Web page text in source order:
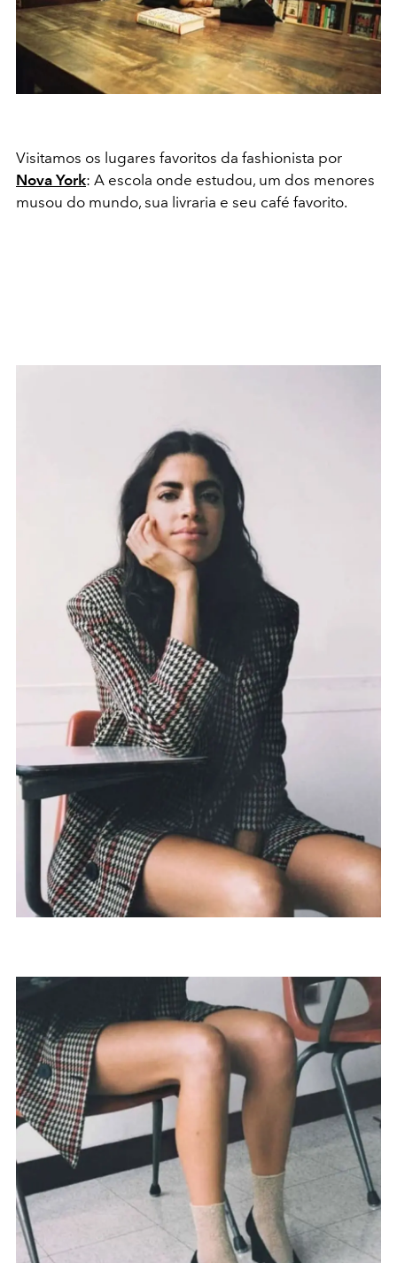
Visitamos os lugares favoritos da fashionista por
Nova York: A escola onde estudou, um dos menores
musou do mundo, sua livraria e seu café favorito.